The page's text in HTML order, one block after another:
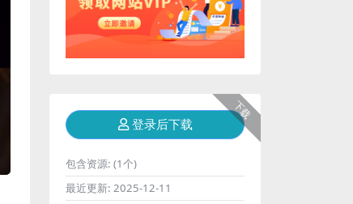
下载
登录后下载
包含资源: (1个)
最近更新: 2025-12-11